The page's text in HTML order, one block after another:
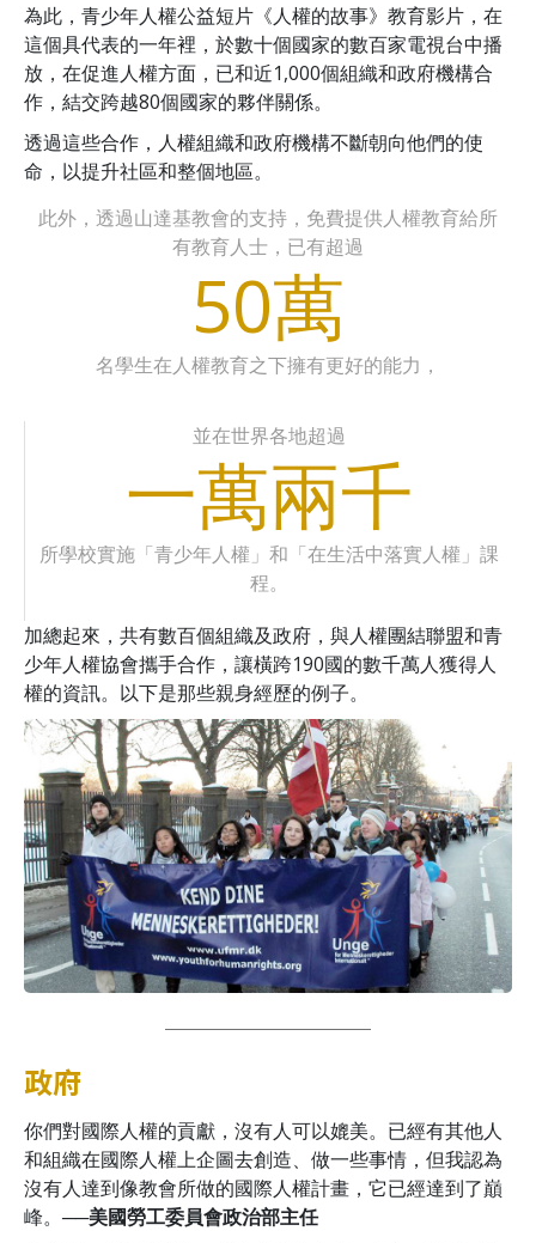
為此，青少年人權公益短片《人權的故事》教育影片，在
這個具代表的一年裡，於數十個國家的數百家電視台中播
放，在促進人權方面，已和近1,000個組織和政府機構合
作，結交跨越80個國家的夥伴關係。
透過這些合作，人權組織和政府機構不斷朝向他們的使
命，以提升社區和整個地區。
此外，透過山達基教會的支持，免費提供人權教育給所
有教育人士，已有超過
50萬
名學生在人權教育之下擁有更好的能力，
並在世界各地超過
一萬兩千
所學校實施「青少年人權」和「在生活中落實人權」課
程。
加總起來，共有數百個組織及政府，與人權團結聯盟和青
少年人權協會攜手合作，讓橫跨190國的數千萬人獲得人
權的資訊。以下是那些親身經歷的例子。
政府
你們對國際人權的貢獻，沒有人可以媲美。已經有其他人
和組織在國際人權上企圖去創造、做一些事情，但我認為
沒有人達到像教會所做的國際人權計畫，它已經達到了巔
峰。 ──美國勞工委員會政治部主任